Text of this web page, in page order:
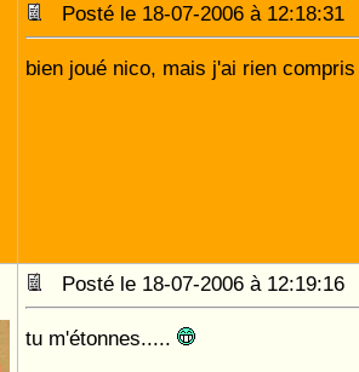
Posté le 18-07-2006 à
bien joué nico, mais j'ai rien
Posté le 18-07-2006 à
tu m'étonnes.....